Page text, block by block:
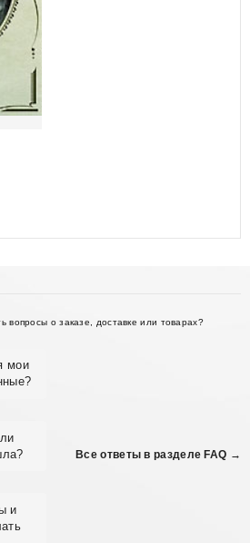
вопросы о заказе, доставке или товарах?
мои
и
Все ответы в разделе FAQ →